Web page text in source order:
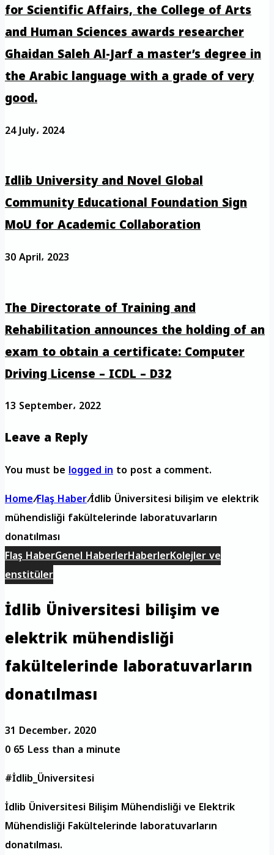
for Scientific Affairs, the College of Arts
and Human Sciences awards researcher
Ghaidan Saleh Al-Jarf a master’s degree in
the Arabic language with a grade of very
good.
24 July، 2024
Idlib University and Novel Global
Community Educational Foundation Sign
MoU for Academic Collaboration
30 April، 2023
The Directorate of Training and
Rehabilitation announces the holding of an
exam to obtain a certificate: Computer
Driving License – ICDL – D32
13 September، 2022
Leave a Reply
You must belogged into post a comment.
Home/Flaş Haber/İdlib Üniversitesi bilişim ve elektrik
mühendisliği fakültelerinde laboratuvarların
donatılması
Flaş HaberGenel HaberlerHaberlerKolejler ve
enstitüler
İdlib Üniversitesi bilişim ve
elektrik mühendisliği
fakültelerinde laboratuvarların
donatılması
31 December، 2020
065 Less than a minute
#İdlib_Üniversitesi
İdlib Üniversitesi Bilişim Mühendisliği ve Elektrik
Mühendisliği Fakültelerinde laboratuvarların
donatılması.